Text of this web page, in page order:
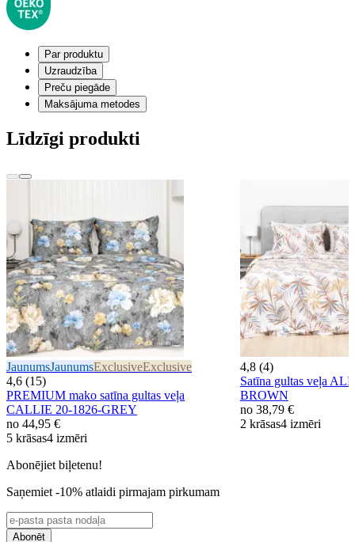
Par produktu
Uzraudzība
Preču piegāde
Maksājuma metodes
Līdzīgi produkti
JaunumsJaunumsExclusiveExclusive
4,6 (15)
PREMIUM mako satīna gultas veļa
CALLIE 20-1826-GREY
no 44,95 €
5 krāsas4 izmēri
4,8 (4)
Satīna gultas veļa
BROWN
no 38,79 €
2 krāsas4 izmēri
Abonējiet biļetenu!
Saņemiet -10% atlaidi pirmajam pirkumam
Abonēt